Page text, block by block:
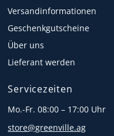
Versandinformationen
Geschenkgutscheine
Über uns
Lieferant werden
Servicezeiten
Mo.-Fr. 08:00 – 17:00 Uhr
store@greenville.ag